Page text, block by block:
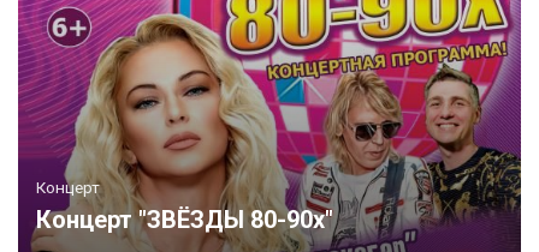
Концерт
Концерт "ЗВЁЗДЫ 80-90х"